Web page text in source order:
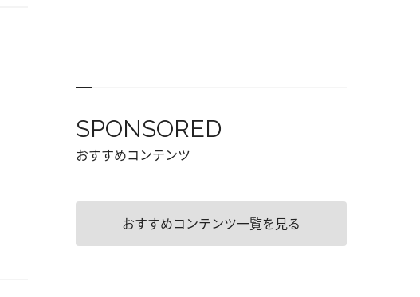
SPONSORED
おすすめコンテンツ
おすすめコンテンツ一覧を見る